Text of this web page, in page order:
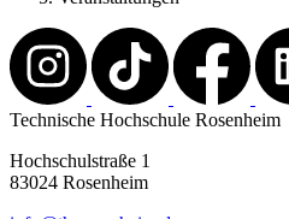
Technische Hochschule Rosenheim
Hochschulstraße 1
83024 Rosenheim